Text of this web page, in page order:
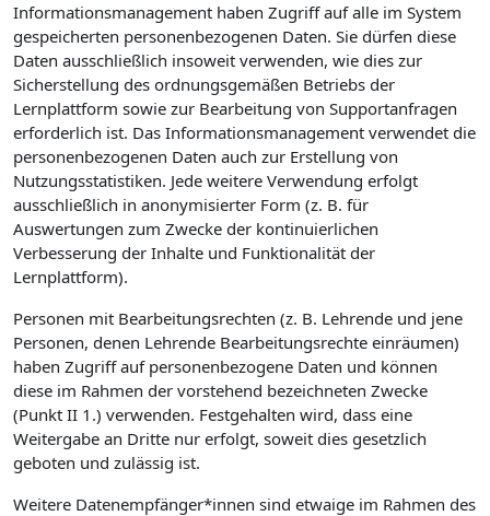
Informationsmanagement haben Zugriff auf alle im System
gespeicherten personenbezogenen Daten. Sie dürfen diese
Daten ausschließlich insoweit verwenden, wie dies zur
Sicherstellung des ordnungsgemäßen Betriebs der
Lernplattform sowie zur Bearbeitung von Supportanfragen
erforderlich ist. Das Informationsmanagement verwendet die
personenbezogenen Daten auch zur Erstellung von
Nutzungsstatistiken. Jede weitere Verwendung erfolgt
ausschließlich in anonymisierter Form (z. B. für
Auswertungen zum Zwecke der kontinuierlichen
Verbesserung der Inhalte und Funktionalität der
Lernplattform).
Personen mit Bearbeitungsrechten (z. B. Lehrende und jene
Personen, denen Lehrende Bearbeitungsrechte einräumen)
haben Zugriff auf personenbezogene Daten und können
diese im Rahmen der vorstehend bezeichneten Zwecke
(Punkt II 1.) verwenden. Festgehalten wird, dass eine
Weitergabe an Dritte nur erfolgt, soweit dies gesetzlich
geboten und zulässig ist.
Weitere Datenempfänger*innen sind etwaige im Rahmen des